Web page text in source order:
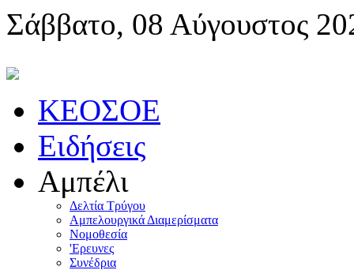
Σάββατο, 08 Αύγουστος
KEOΣOE
Ειδήσεις
Αμπέλι
Δελτία Τρύγου
Αμπελουργικά Διαμερίσματα
Nομοθεσία
'Eρευνες
Συνέδρια